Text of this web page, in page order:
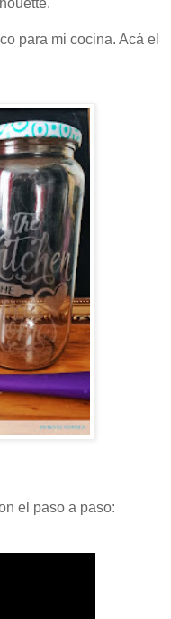
para mi cocina. Acá el
el paso a paso: